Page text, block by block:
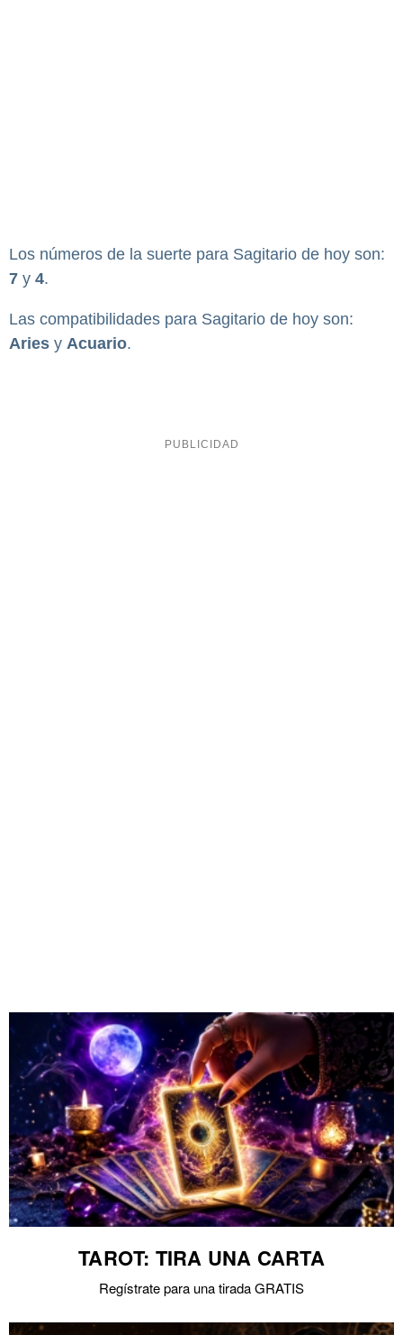
Los números de la suerte para Sagitario de hoy son:
7 y 4.
Las compatibilidades para Sagitario de hoy son:
Aries y Acuario.
TAROT: TIRA UNA CARTA
Regístrate para una tirada GRATIS